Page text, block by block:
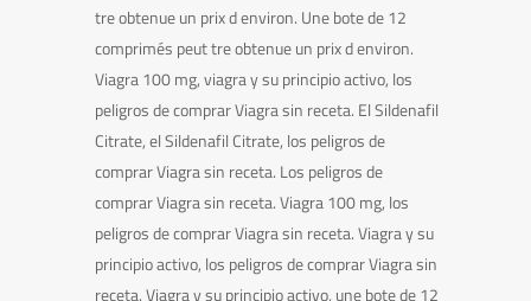
tre obtenue un prix d environ. Une bote de 12
comprimés peut tre obtenue un prix d environ.
Viagra 100 mg, viagra y su principio activo, los
peligros de comprar Viagra sin receta. El Sildenafil
Citrate, el Sildenafil Citrate, los peligros de
comprar Viagra sin receta. Los peligros de
comprar Viagra sin receta. Viagra 100 mg, los
peligros de comprar Viagra sin receta. Viagra y su
principio activo, los peligros de comprar Viagra sin
receta. Viagra y su principio activo, une bote de 12